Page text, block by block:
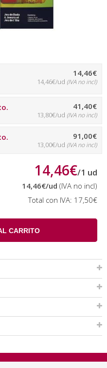
14,46€
14,46€/ud (IVA no incl)
41,40€
13,80€/ud (IVA no incl)
91,00€
13,00€/ud (IVA no incl)
14,46€/1 ud
14,46€/ud (IVA no incl)
Total con IVA: 17,50€
CARRITO